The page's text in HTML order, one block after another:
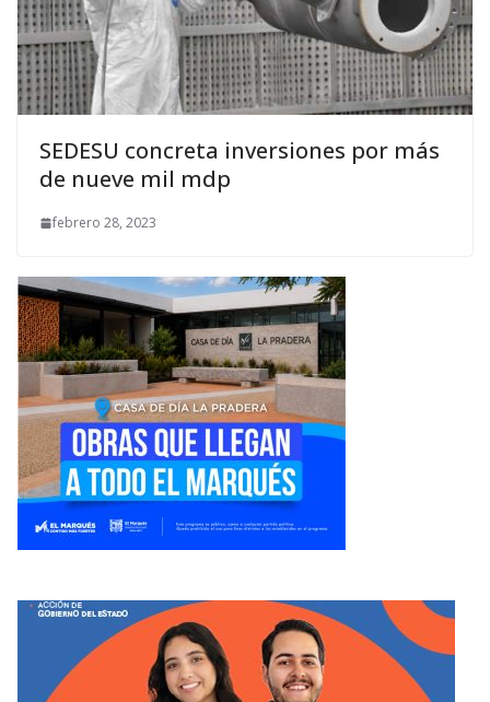
SEDESU concreta inversiones por más
de nueve mil mdp
febrero 28, 2023